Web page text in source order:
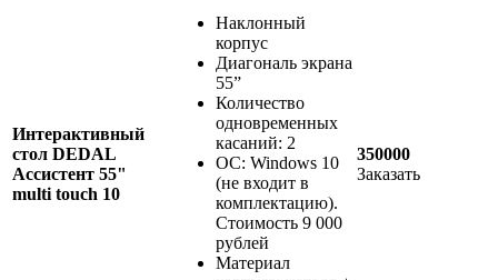
Интерактивный
стол DEDAL
Ассистент 55"
multi touch 10
Наклонный
корпус
Диагональ экрана
55”
Количество
одновременных
касаний: 2
ОС: Windows 10
(не входит в
комплектацию).
Стоимость 9 000
рублей
Материал
350000
Заказать